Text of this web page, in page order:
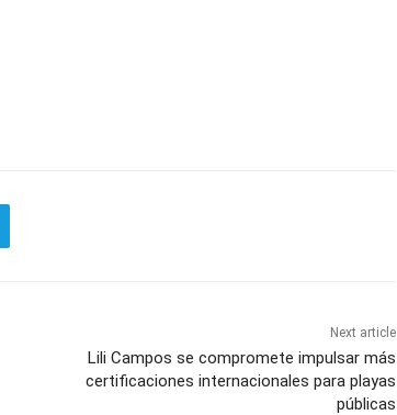
Next article
Lili Campos se compromete impulsar más
certificaciones internacionales para playas
públicas